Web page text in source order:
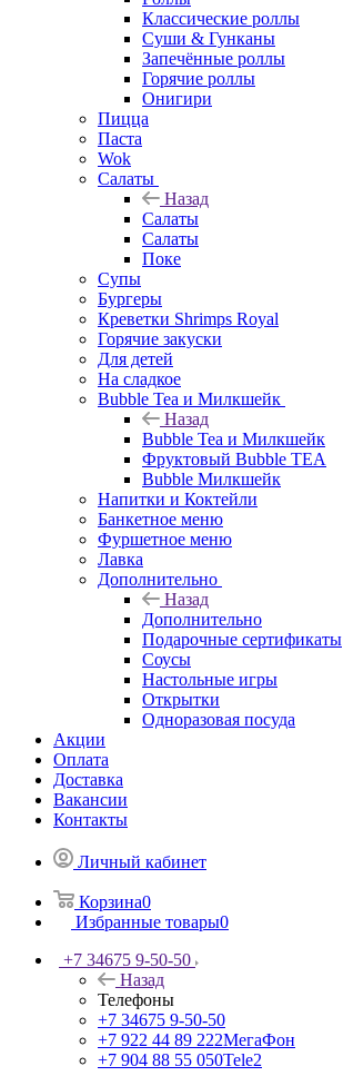
Классические роллы
Суши & Гунканы
Запечённые роллы
Горячие роллы
Онигири
Пицца
Паста
Wok
Салаты
Назад
Салаты
Салаты
Поке
Супы
Бургеры
Креветки Shrimps Royal
Горячие закуски
Для детей
На сладкое
Bubble Tea и Милкшейк
Назад
Bubble Tea и Милкшейк
Фруктовый Bubble TEA
Bubble Милкшейк
Напитки и Коктейли
Банкетное меню
Фуршетное меню
Лавка
Дополнительно
Назад
Дополнительно
Подарочные сертификаты
Соусы
Настольные игры
Открытки
Одноразовая посуда
Акции
Оплата
Доставка
Вакансии
Контакты
Личный кабинет
Корзина0
Избранные товары0
+7 34675 9-50-50
Назад
Телефоны
+7 34675 9-50-50
+7 922 44 89 222МегаФон
+7 904 88 55 050Tele2